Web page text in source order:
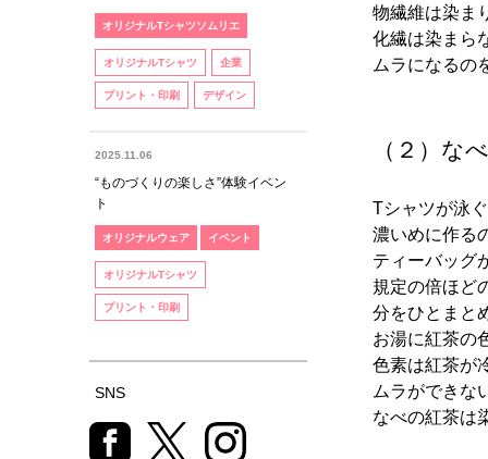
オリジナルTシャツソムリエ
オリジナルTシャツ 企業
プリント・印刷 デザイン
2025.11.06
“ものづくりの楽しさ”体験イベン
ト
オリジナルウェア イベント
オリジナルTシャツ
プリント・印刷
SNS
物繊維は染ま
化繊は染まら
ムラになるの
（２）な
Tシャツが泳
濃いめに作る
ティーバッグ
規定の倍ほど
分をひとまと
お湯に紅茶の
色素は紅茶が
ムラができな
なべの紅茶は